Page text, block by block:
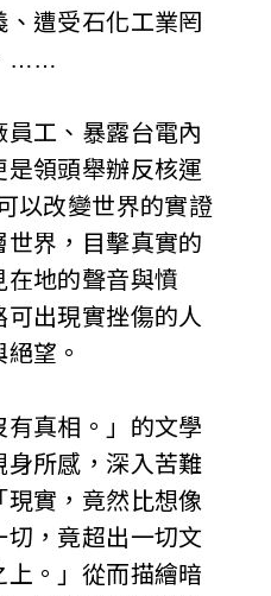
遭受石化工業罔
……
工、暴露台電內
領頭舉辦反核運
以改變世界的實證
界，目擊真實的
地的聲音與憤
出現實挫傷的人
望。
真相。」的文學
所感，深入苦難
實，竟然比想像
，竟超出一切文
。」從而描繪暗